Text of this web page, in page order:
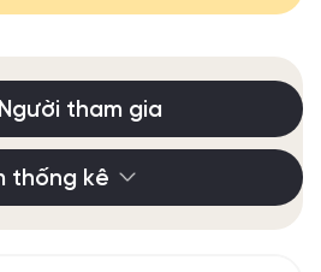
tham gia
thống kê